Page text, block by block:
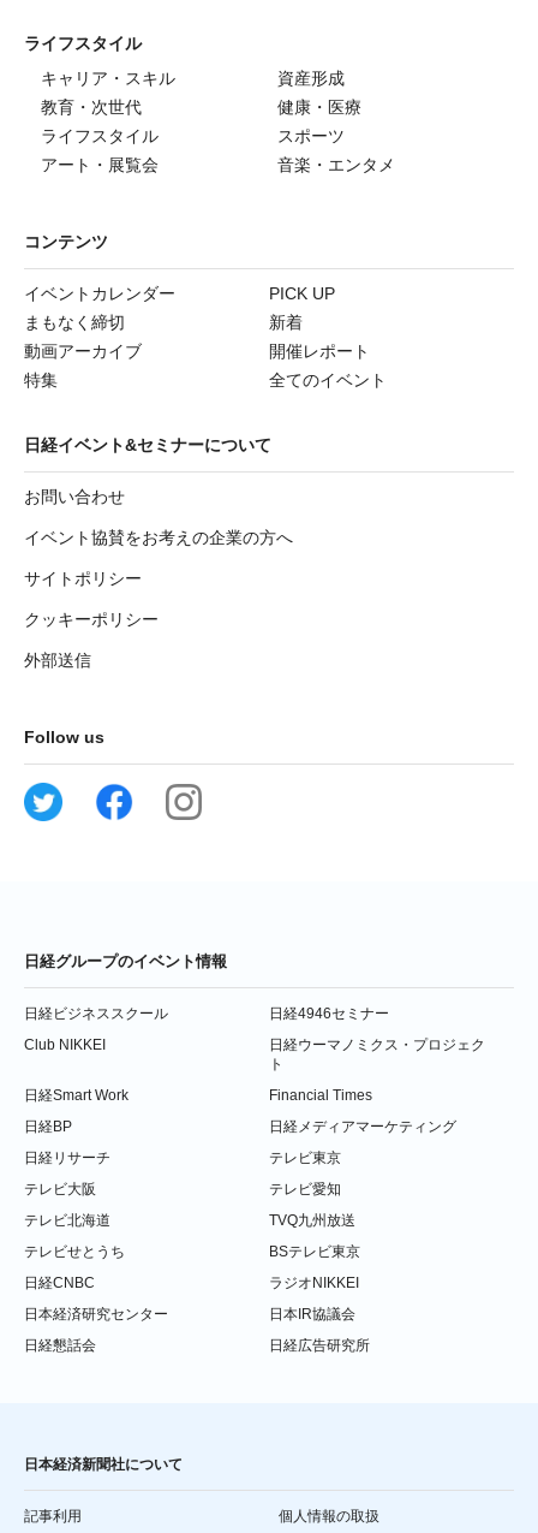
ライフスタイル
キャリア・スキル
資産形成
教育・次世代
健康・医療
ライフスタイル
スポーツ
アート・展覧会
音楽・エンタメ
コンテンツ
イベントカレンダー
PICK UP
まもなく締切
新着
動画アーカイブ
開催レポート
特集
全てのイベント
日経イベント&セミナーについて
お問い合わせ
イベント協賛をお考えの企業の方へ
サイトポリシー
クッキーポリシー
外部送信
Follow us
日経グループのイベント情報
日経ビジネススクール
日経4946セミナー
Club NIKKEI
日経ウーマノミクス・プロジェク
ト
日経Smart Work
Financial Times
日経BP
日経メディアマーケティング
日経リサーチ
テレビ東京
テレビ大阪
テレビ愛知
テレビ北海道
TVQ九州放送
テレビせとうち
BSテレビ東京
日経CNBC
ラジオNIKKEI
日本経済研究センター
日本IR協議会
日経懇話会
日経広告研究所
日本経済新聞社について
記事利用 個人情報の取扱